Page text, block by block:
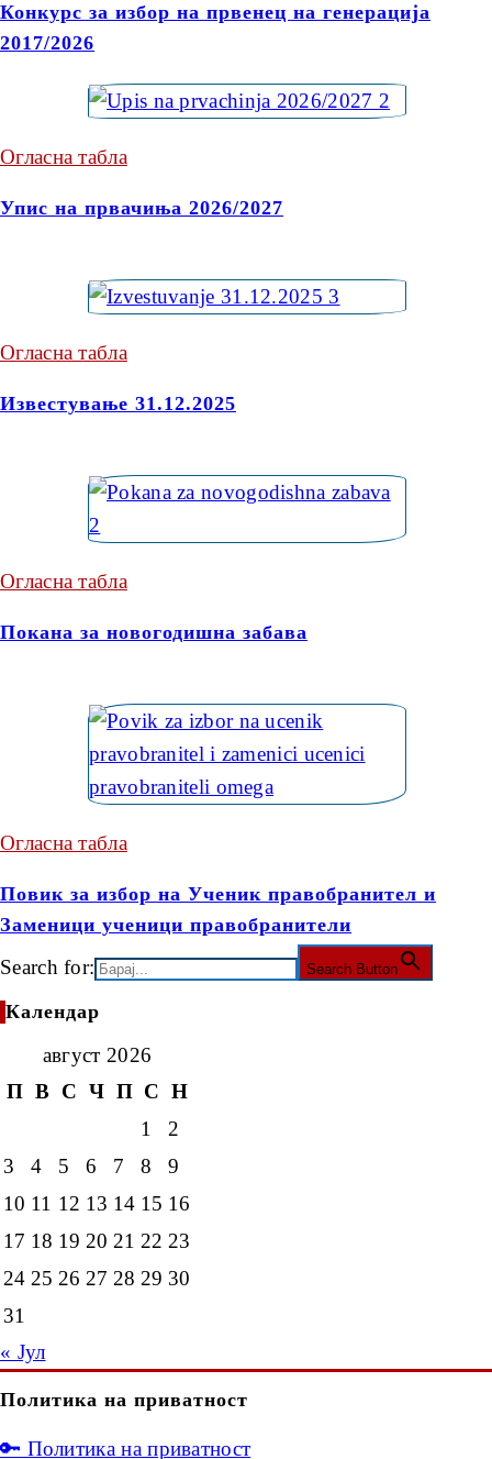
Конкурс за избор на првенец на генерација
2017/2026
Огласна табла
Упис на првачиња 2026/2027
Огласна табла
Известување 31.12.2025
Огласна табла
Покана за новогодишна забава
Огласна табла
Повик за избор на Ученик правобранител и
Заменици ученици правобранители
Search for: Search Button
Календар
август 2026
П В С Ч П С Н
1
2
3
4 5 6 7 8
9
10 11 12 13 14 15 16
17 18 19 20 21 22 23
24 25 26 27 28 29 30
31
« Јул
Политика на приватност
🔑 Политика на приватност